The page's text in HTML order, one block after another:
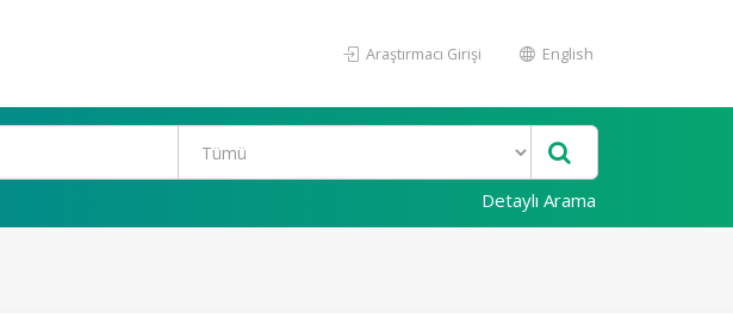
Araştırmacı Girişi English
Detaylı Arama